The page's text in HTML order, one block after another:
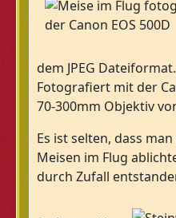
dem JPEG Dateiformat.
Fotografiert mit der
70-300mm Objektiv
Es ist selten, dass
Meisen im Flug
durch Zufall